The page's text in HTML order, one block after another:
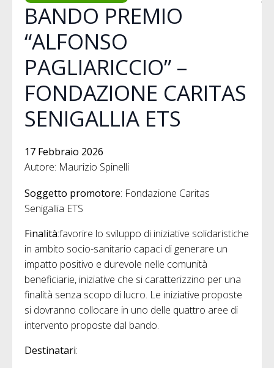
BANDO PREMIO
“ALFONSO
PAGLIARICCIO” –
FONDAZIONE CARITAS
SENIGALLIA ETS
17 Febbraio 2026
Autore: Maurizio Spinelli
Soggetto promotore: Fondazione Caritas
Senigallia ETS
Finalità:favorire lo sviluppo di iniziative solidaristiche
in ambito socio-sanitario capaci di generare un
impatto positivo e durevole nelle comunità
beneficiarie, iniziative che si caratterizzino per una
finalità senza scopo di lucro. Le iniziative proposte
si dovranno collocare in uno delle quattro aree di
intervento proposte dal bando.
Destinatari: